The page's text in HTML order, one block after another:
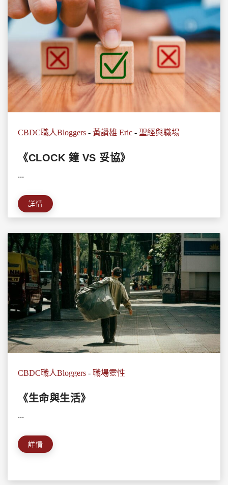
CBDC職人Bloggers - 黃讚雄 Eric - 聖經與職場
《CLOCK 鐘 VS 妥協》
...
詳情
CBDC職人Bloggers - 職場靈性
《生命與生活》
...
詳情